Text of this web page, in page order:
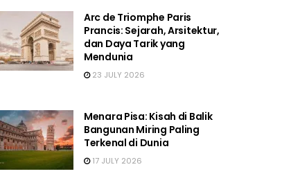
Arc de Triomphe Paris
Prancis: Sejarah, Arsitektur,
dan Daya Tarik yang
Mendunia
23 JULY 2026
Menara Pisa: Kisah di Balik
Bangunan Miring Paling
Terkenal di Dunia
17 JULY 2026